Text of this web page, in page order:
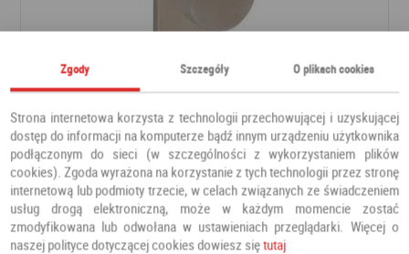
Klamka GAŁKO GAŁKA stal nierdzewna okrągła
Klamki ALUBRASS
Zgody Szczegóły O plikach cookies
Strona internetowa korzysta z technologii przechowującej i uzyskującej
dostęp do informacji na komputerze bądź innym urządzeniu użytkownika
podłączonym do sieci (w szczególności z wykorzystaniem plików
cookies). Zgoda wyrażona na korzystanie z tych technologii przez stronę
internetową lub podmioty trzecie, w celach związanych ze świadczeniem
usług drogą elektroniczną, może w każdym momencie zostać
zmodyfikowana lub odwołana w ustawieniach przeglądarki. Więcej o
naszej polityce dotyczącej cookies dowiesz siętutaj